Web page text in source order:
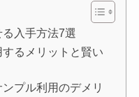
入手方法7選
るメリットと賢い
プル利用のデメリ